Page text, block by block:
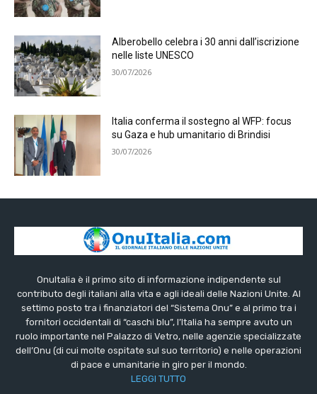
Alberobello celebra i 30 anni dall’iscrizione
nelle liste UNESCO
30/07/2026
Italia conferma il sostegno al WFP: focus
su Gaza e hub umanitario di Brindisi
30/07/2026
OnuItalia è il primo sito di informazione indipendente sul
contributo degli italiani alla vita e agli ideali delle Nazioni Unite. Al
settimo posto tra i finanziatori del “Sistema Onu” e al primo tra i
fornitori occidentali di “caschi blu”, l’Italia ha sempre avuto un
ruolo importante nel Palazzo di Vetro, nelle agenzie specializzate
dell’Onu (di cui molte ospitate sul suo territorio) e nelle operazioni
di pace e umanitarie in giro per il mondo.
LEGGI TUTTO